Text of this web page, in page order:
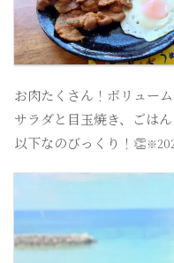
お肉たくさん！ボリューム
サラダと目玉焼き、ごは
以下なのびっくり！👏